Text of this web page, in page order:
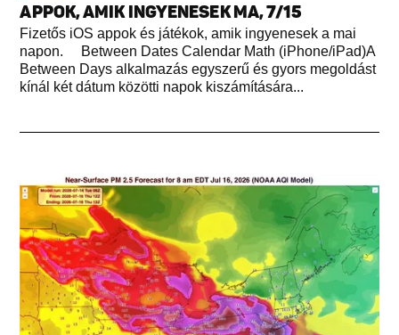
APPOK, AMIK INGYENESEK MA, 7/15
Fizetős iOS appok és játékok, amik ingyenesek a mai
napon. Between Dates Calendar Math (iPhone/iPad)A
Between Days alkalmazás egyszerű és gyors megoldást
kínál két dátum közötti napok kiszámítására...